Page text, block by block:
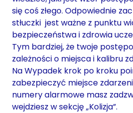
się coś złego. Odpowiednie
stłuczki jest ważne z punktu
bezpieczeństwa i zdrowia
Tym bardziej, że twoje
zależności o miejsca i kalibru
Na Wypadek krok po kroku
zabezpieczyć miejsce
numery alarmowe masz
wejdziesz w sekcję „Kolizja”.